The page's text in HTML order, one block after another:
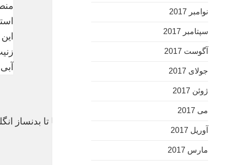
نوامبر 2017
سپتامبر 2017
آگوست 2017
جولای 2017
ژوئن 2017
می 2017
آوریل 2017
مارس 2017
آشنایی با کمک های سرمربی “استقلال” / همکار زنگا تا بدنساز
پامنا موبایل لپ تاپ